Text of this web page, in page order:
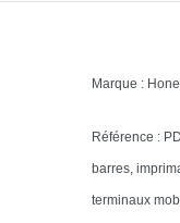
Marque :
Référence :
barres,
terminaux